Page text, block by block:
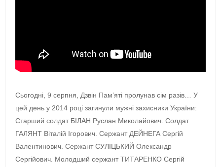
Сьогодні, 9 серпня, Дзвін Пам’яті пролунав сім разів… У
цей день у 2014 році загинули мужні захисники України:
Старший солдат БІЛАН Руслан Миколайович. Солдат
ГАЛЯНТ Віталій Ігорович. Сержант ДЕЙНЕГА Сергій
Валентинович. Сержант СУЛІЦЬКИЙ Олександр
Сергійович. Молодший сержант ТИТАРЕНКО Сергій